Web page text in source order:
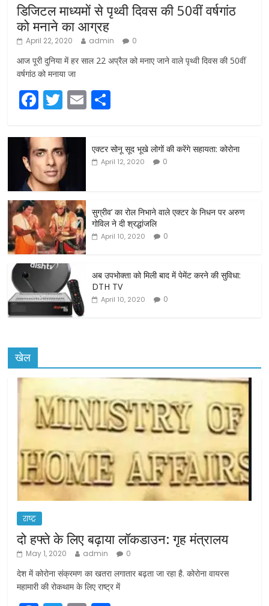
डिजिटल माध्यमों से पृथ्वी दिवस की 50वीं वर्षगांठ
को मनाने का आग्रह
April 22, 2020 admin 0
आज पूरी दुनिया में हर साल 22 अप्रैल को मनाए जाने वाले पृथ्वी दिवस की 50वीं
वर्षगांठ को मनाया जा
F
a
c
e
b
o
o
k
T
w
itt
er
E
m
ar
e
एक्टर सोनू सूद भूखे लोगों की करेंगे सहायता: कोरोना
April 12, 2020 0
सुग्रीव’ का रोल निभाने वाले एक्टर के निधन पर अरुण
गोविल ने दी श्रद्धांजलि
April 10, 2020 0
अब उपभोक्ता को मिली बाद में पेमेंट करने की सुविधा:
DTH TV
April 10, 2020 0
खेल
राष्ट्र
दो हफ्ते के लिए बढ़ाया लॉकडाउन: गृह मंत्रालय
May 1, 2020 admin 0
देश में कोरोना संक्रमण का खतरा लगातार बढ़ता जा रहा है. कोरोना वायरस
महामारी की रोकथाम के लिए राष्ट्र में